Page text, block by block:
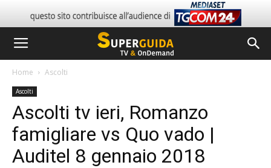
Home Ascolti
Ascolti
Ascolti tv ieri, Romanzo
famigliare vs Quo vado |
Auditel 8 gennaio 2018